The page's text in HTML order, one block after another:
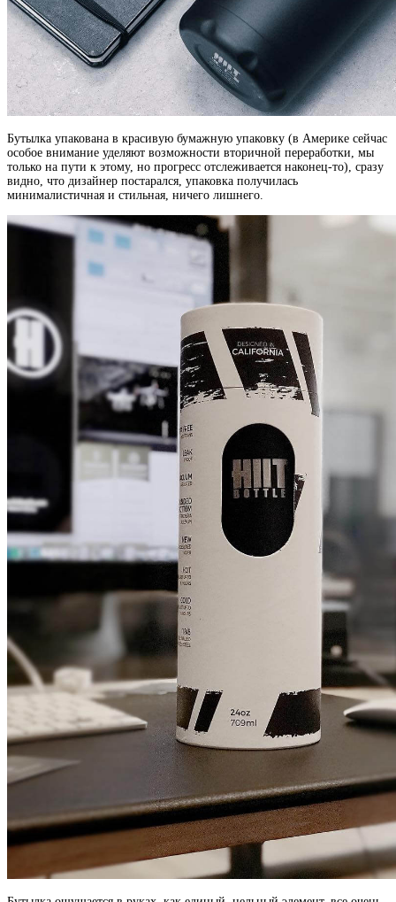
Бутылка упакована в красивую бумажную упаковку (в Америке сейчас
особое внимание уделяют возможности вторичной переработки, мы
только на пути к этому, но прогресс отслеживается наконец-то), сразу
видно, что дизайнер постарался, упаковка получилась
минималистичная и стильная, ничего лишнего.